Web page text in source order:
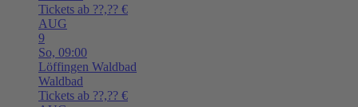
Tickets ab ??,?? €
AUG
9
So, 09:00
Löffingen Waldbad
Waldbad
Tickets ab ??,?? €